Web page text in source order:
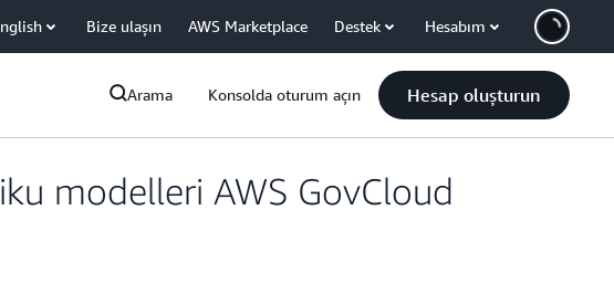
Bize ulaşın AWS Marketplace Destek Hesabım
Arama Konsolda oturum açın Hesap oluşturun
modelleri AWS GovCloud